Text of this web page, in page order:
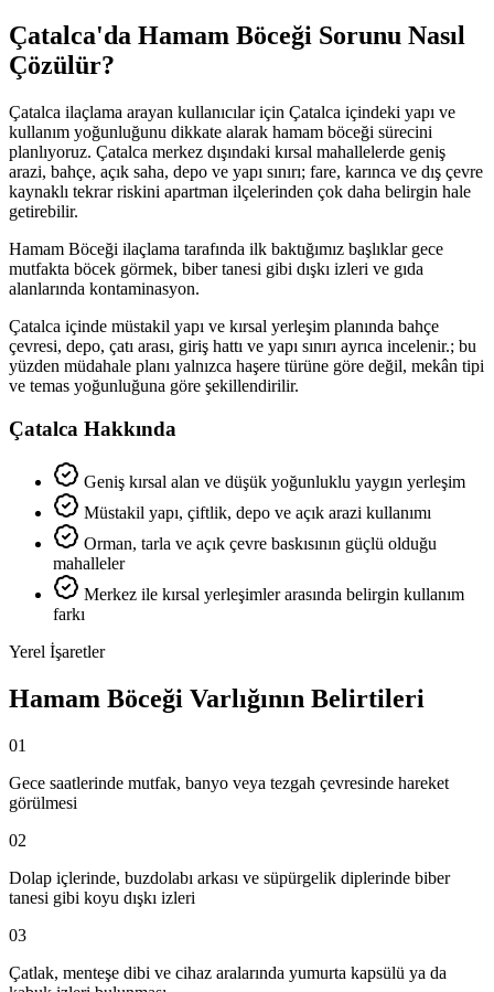
Çatalca'da Hamam Böceği Sorunu Nasıl
Çözülür?
Çatalca ilaçlama arayan kullanıcılar için Çatalca içindeki yapı ve
kullanım yoğunluğunu dikkate alarak hamam böceği sürecini
planlıyoruz. Çatalca merkez dışındaki kırsal mahallelerde geniş
arazi, bahçe, açık saha, depo ve yapı sınırı; fare, karınca ve dış çevre
kaynaklı tekrar riskini apartman ilçelerinden çok daha belirgin hale
getirebilir.
Hamam Böceği ilaçlama tarafında ilk baktığımız başlıklar gece
mutfakta böcek görmek, biber tanesi gibi dışkı izleri ve gıda
alanlarında kontaminasyon.
Çatalca içinde müstakil yapı ve kırsal yerleşim planında bahçe
çevresi, depo, çatı arası, giriş hattı ve yapı sınırı ayrıca incelenir.; bu
yüzden müdahale planı yalnızca haşere türüne göre değil, mekân tipi
ve temas yoğunluğuna göre şekillendirilir.
Çatalca Hakkında
Geniş kırsal alan ve düşük yoğunluklu yaygın yerleşim
Müstakil yapı, çiftlik, depo ve açık arazi kullanımı
Orman, tarla ve açık çevre baskısının güçlü olduğu
mahalleler
Merkez ile kırsal yerleşimler arasında belirgin kullanım
farkı
Yerel İşaretler
Hamam Böceği Varlığının Belirtileri
01
Gece saatlerinde mutfak, banyo veya tezgah çevresinde hareket
görülmesi
02
Dolap içlerinde, buzdolabı arkası ve süpürgelik diplerinde biber
tanesi gibi koyu dışkı izleri
03
Çatlak, menteşe dibi ve cihaz aralarında yumurta kapsülü ya da